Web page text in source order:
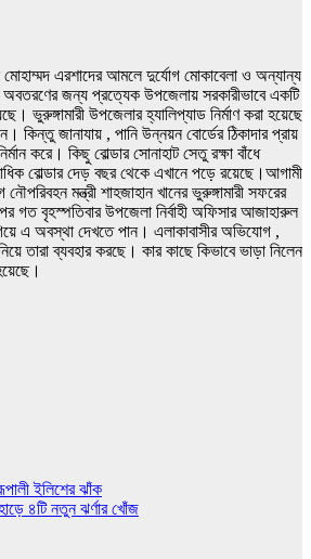
মোহাম্মদ এরশাদের আমলে দুর্যোগ মোকাবেলা ও অন্যান্য
অবতরণের জন্য প্রত্যেক উপজেলায় সরকারীভাবে একটি
ভুরুঙ্গামারী উপজেলার হ্যালিপ্যাড নির্মাণ করা হয়েছে
কিন্তু জানাযায় , পানি উন্নয়ন বোর্ডের ঠিকাদার প্রায়
করে। কিছু বোল্ডার সোনাহাট সেতু রক্ষা বাঁধে
বোল্ডার দেড় বছর থেকে এখানে পড়ে রয়েছে।আগামী
মন্ত্রী শাহজাহান খানের ভুরুঙ্গামারী সফরের
গত বৃহস্পতিবার উপজেলা নির্বাহী অফিসার আজাহারুল
এ অবস্থা দেখতে পান। এলাকাবাসীর অভিযোগ ,
নিয়ে তারা ব্যবহার করছে। কার কাছে কিভাবে ভাড়া নিলেন
ইলিশের ঝাঁক
৪টি নতুন ঝর্ণার খোঁজ